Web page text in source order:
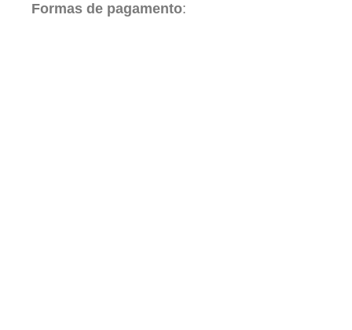
Formas de pagamento: